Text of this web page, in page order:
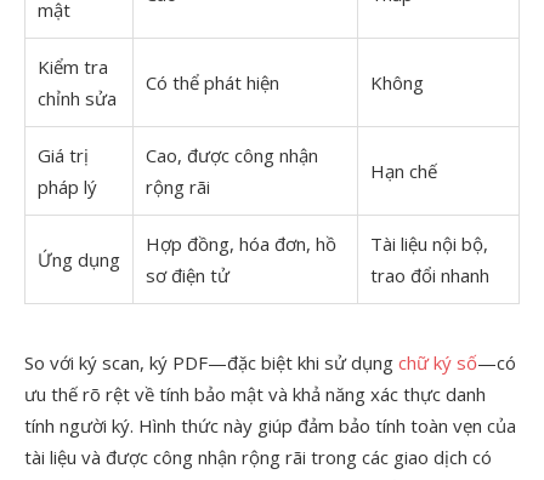
mật
Kiểm tra
chỉnh sửa
Có thể phát hiện Không
Giá trị
pháp lý
Cao, được công nhận
rộng rãi
Hạn chế
Ứng dụng
Hợp đồng, hóa đơn, hồ
sơ điện tử
Tài liệu nội bộ,
trao đổi nhanh
So với ký scan, ký PDF—đặc biệt khi sử dụng chữ ký số—có
ưu thế rõ rệt về tính bảo mật và khả năng xác thực danh
tính người ký. Hình thức này giúp đảm bảo tính toàn vẹn của
tài liệu và được công nhận rộng rãi trong các giao dịch có